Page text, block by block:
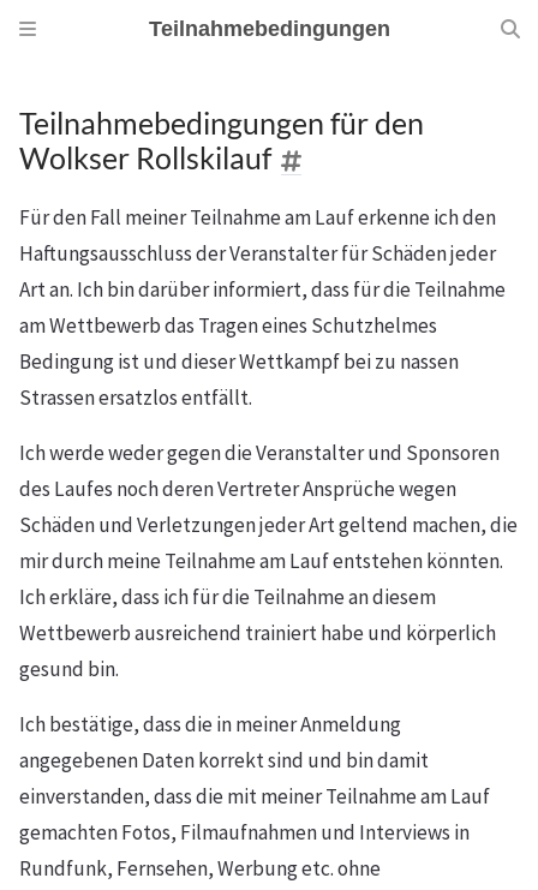
Teilnahmebedingungen
Teilnahmebedingungen für den
Wolkser Rollskilauf
Für den Fall meiner Teilnahme am Lauf erkenne ich den
Haftungsausschluss der Veranstalter für Schäden jeder
Art an. Ich bin darüber informiert, dass für die Teilnahme
am Wettbewerb das Tragen eines Schutzhelmes
Bedingung ist und dieser Wettkampf bei zu nassen
Strassen ersatzlos entfällt.
Ich werde weder gegen die Veranstalter und Sponsoren
des Laufes noch deren Vertreter Ansprüche wegen
Schäden und Verletzungen jeder Art geltend machen, die
mir durch meine Teilnahme am Lauf entstehen könnten.
Ich erkläre, dass ich für die Teilnahme an diesem
Wettbewerb ausreichend trainiert habe und körperlich
gesund bin.
Ich bestätige, dass die in meiner Anmeldung
angegebenen Daten korrekt sind und bin damit
einverstanden, dass die mit meiner Teilnahme am Lauf
gemachten Fotos, Filmaufnahmen und Interviews in
Rundfunk, Fernsehen, Werbung etc. ohne